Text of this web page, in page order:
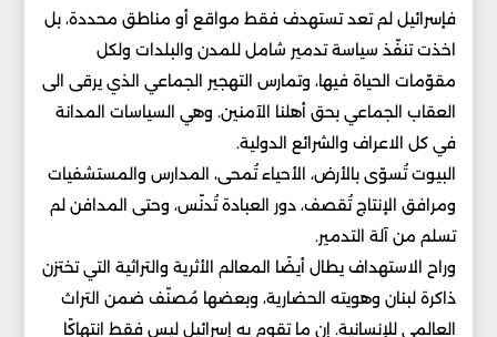
فإسرائيل لم تعد تستهدف فقط مواقع أو مناطق محددة، بل
اخذت تنفّذ سياسة تدمير شامل للمدن والبلدات ولكل
مقوّمات الحياة فيها، وتمارس التهجير الجماعي الذي يرقى الى
العقاب الجماعي بحق أهلنا الآمنين. وهي السياسات المدانة
في كل الاعراف والشرائع الدولية.
البيوت تُسوّى بالأرض، الأحياء تُمحى، المدارس والمستشفيات
ومرافق الإنتاج تُقصف، دور العبادة تُدنّس، وحتى المدافن لم
تسلم من آلة التدمير.
وراح الاستهداف يطال أيضًا المعالم الأثرية والتراثية التي تختزن
ذاكرة لبنان وهويته الحضارية، وبعضها مُصنّف ضمن التراث
العالمي للإنسانية. إن ما تقوم به إسرائيل ليس فقط انتهاكًا